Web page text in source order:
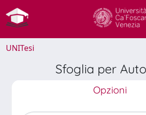
UNITesi
Sfoglia per
Opzioni